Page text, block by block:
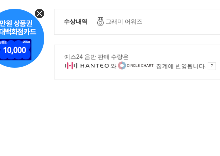
수상내역 그래미 어워즈
예스24 음반 판매 수량은
와
집계에 반영됩니다.